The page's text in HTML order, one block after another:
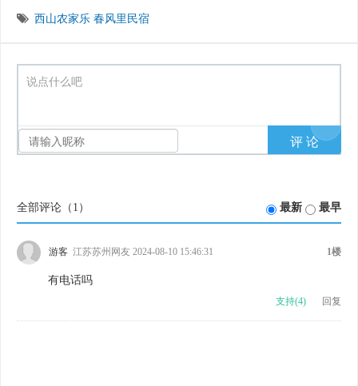
西山农家乐 春风里民宿
说点什么吧
全部评论（ 1 ） 最新 最早
1楼
游客 江苏苏州网友 2024-08-10 15:46:31
有电话吗
支持(4) 回复